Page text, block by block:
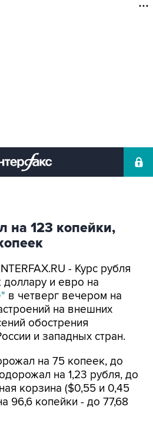
на 123 копейки,
- Курс рубля
и евро на
в четверг вечером на
на внешних
обострения
и западных стран.
на 75 копеек, до
на 1,23 рубля, до
корзина ($0,55 и 0,45
96,6 копейки - до 77,68